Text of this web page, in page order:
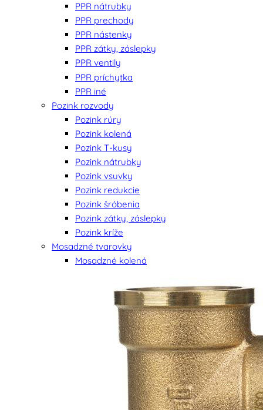
PPR nátrubky
PPR prechody
PPR nástenky
PPR zátky, záslepky
PPR ventily
PPR príchytka
PPR iné
Pozink rozvody
Pozink rúry
Pozink kolená
Pozink T-kusy
Pozink nátrubky
Pozink vsuvky
Pozink redukcie
Pozink šróbenia
Pozink zátky, záslepky
Pozink kríže
Mosadzné tvarovky
Mosadzné kolená